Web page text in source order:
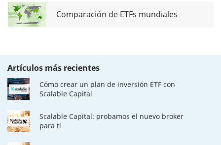
Comparación de ETFs mundiales
Artículos más recientes
Cómo crear un plan de inversión ETF con
Scalable Capital
Scalable Capital: probamos el nuevo broker
para ti